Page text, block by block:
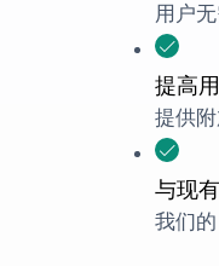
用户
提高
提供
与现
我们